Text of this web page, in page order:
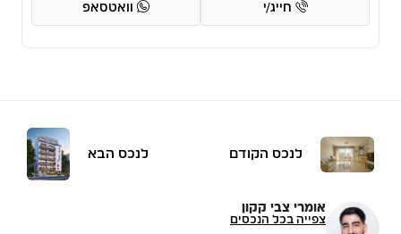
חייג/י וואטסאפ
לנכס הקודם לנכס הבא
אומרי צבי קקון
צפייה בכל הנכסים